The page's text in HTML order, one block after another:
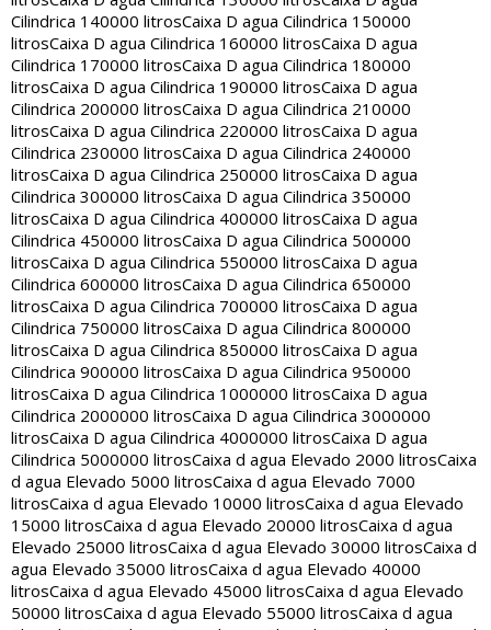
Cilindrica 140000 litrosCaixa D agua Cilindrica 150000
litrosCaixa D agua Cilindrica 160000 litrosCaixa D agua
Cilindrica 170000 litrosCaixa D agua Cilindrica 180000
litrosCaixa D agua Cilindrica 190000 litrosCaixa D agua
Cilindrica 200000 litrosCaixa D agua Cilindrica 210000
litrosCaixa D agua Cilindrica 220000 litrosCaixa D agua
Cilindrica 230000 litrosCaixa D agua Cilindrica 240000
litrosCaixa D agua Cilindrica 250000 litrosCaixa D agua
Cilindrica 300000 litrosCaixa D agua Cilindrica 350000
litrosCaixa D agua Cilindrica 400000 litrosCaixa D agua
Cilindrica 450000 litrosCaixa D agua Cilindrica 500000
litrosCaixa D agua Cilindrica 550000 litrosCaixa D agua
Cilindrica 600000 litrosCaixa D agua Cilindrica 650000
litrosCaixa D agua Cilindrica 700000 litrosCaixa D agua
Cilindrica 750000 litrosCaixa D agua Cilindrica 800000
litrosCaixa D agua Cilindrica 850000 litrosCaixa D agua
Cilindrica 900000 litrosCaixa D agua Cilindrica 950000
litrosCaixa D agua Cilindrica 1000000 litrosCaixa D agua
Cilindrica 2000000 litrosCaixa D agua Cilindrica 3000000
litrosCaixa D agua Cilindrica 4000000 litrosCaixa D agua
Cilindrica 5000000 litrosCaixa d agua Elevado 2000 litrosCaixa
d agua Elevado 5000 litrosCaixa d agua Elevado 7000
litrosCaixa d agua Elevado 10000 litrosCaixa d agua Elevado
15000 litrosCaixa d agua Elevado 20000 litrosCaixa d agua
Elevado 25000 litrosCaixa d agua Elevado 30000 litrosCaixa d
agua Elevado 35000 litrosCaixa d agua Elevado 40000
litrosCaixa d agua Elevado 45000 litrosCaixa d agua Elevado
50000 litrosCaixa d agua Elevado 55000 litrosCaixa d agua